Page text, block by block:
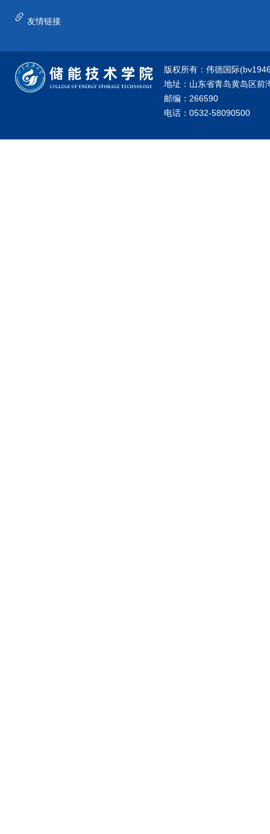
友情链接
版权所有：伟德国际
地址：山东省青岛黄岛区前
邮编：266590
电话：0532-58090500